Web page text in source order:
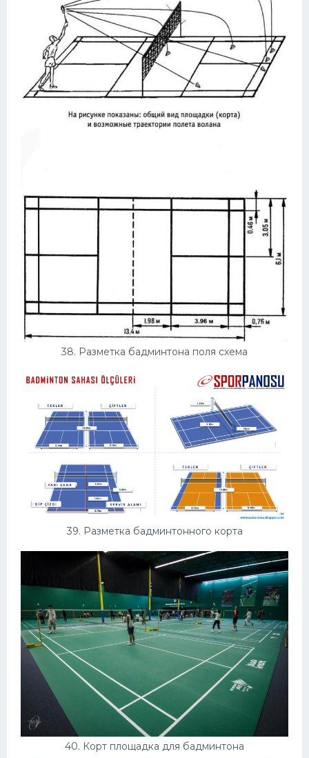
38. Разметка бадминтона поля схема
39. Разметка бадминтонного корта
40. Корт площадка для бадминтона